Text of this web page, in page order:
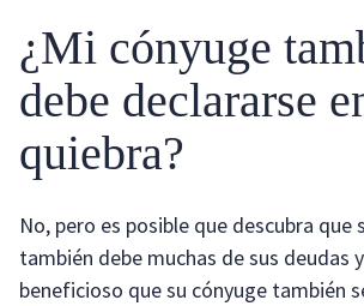
¿Mi cónyuge
debe declararse
quiebra?
No, pero es posible que descubra que
también debe muchas de sus deudas
beneficioso que su cónyuge también